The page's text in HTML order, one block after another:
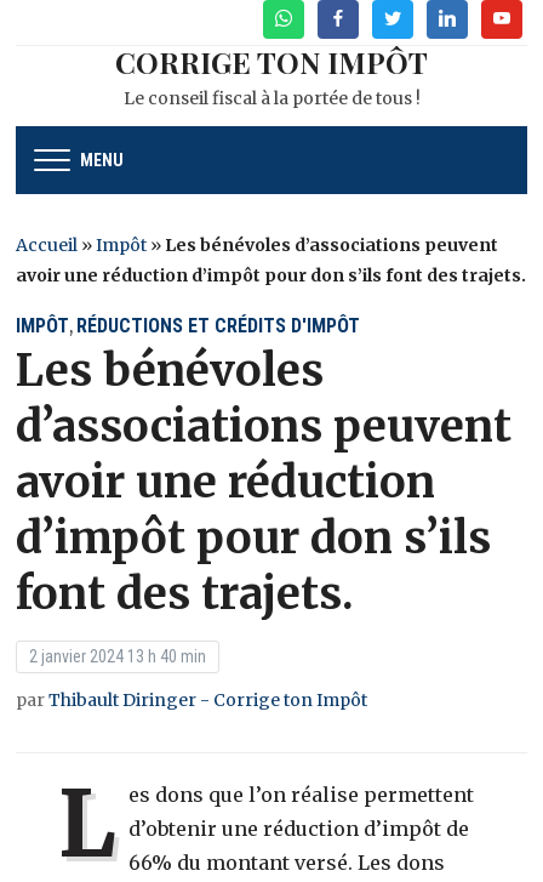
WhatsAppFacebookTwitterLinkedin
CORRIGE TON IMPÔT
Le conseil fiscal à la portée de tous !
MENU
Accueil »Impôt » Les bénévoles d’associations peuvent
avoir une réduction d’impôt pour don s’ils font des trajets.
IMPÔT, RÉDUCTIONS ET CRÉDITS D'IMPÔT
Les bénévoles
d’associations peuvent
avoir une réduction
d’impôt pour don s’ils
font des trajets.
2 janvier 2024 13 h 40 min
parThibault Diringer - Corrige ton Impôt
L es dons que l’on réalise permettent
d’obtenir une réduction d’impôt de
66% du montant versé. Les dons